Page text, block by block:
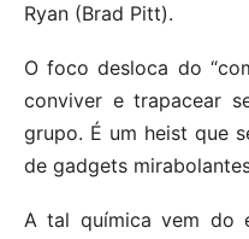
Ryan (Brad Pitt).
O foco desloca do
conviver e trapacear
grupo. É um heist que
de gadgets
A tal química vem do